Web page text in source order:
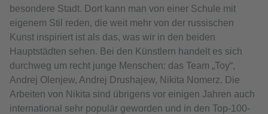
besondere Stadt. Dort kann man von einer Schule mit
eigenem Stil reden, die weit mehr von der russischen
Kunst inspiriert ist als das, was wir in den beiden
Hauptstädten sehen. Bei den Künstlern handelt es sich
durchweg um recht junge Menschen: das Team „Toy“,
Andrej Olenjew, Andrej Drushajew, Nikita Nomerz. Die
Arbeiten von Nikita sind übrigens vor einigen Jahren auch
international sehr populär geworden und in den Top-100-